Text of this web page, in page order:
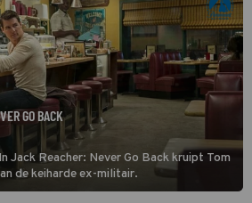
GO BACK
Jack Reacher: Never Go Back kruipt Tom
de keiharde ex-militair.